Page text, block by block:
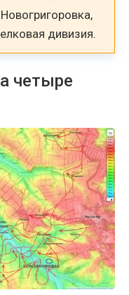
дивизия.
четыре